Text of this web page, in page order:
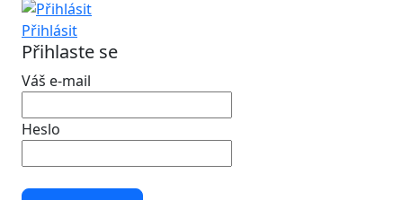
Přihlásit
Přihlaste se
Váš e-mail
Heslo